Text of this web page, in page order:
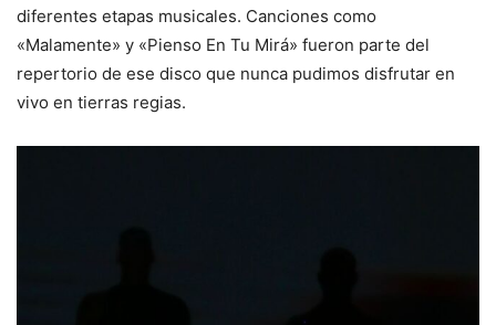
diferentes etapas musicales. Canciones como
«Malamente» y «Pienso En Tu Mirá» fueron parte del
repertorio de ese disco que nunca pudimos disfrutar en
vivo en tierras regias.